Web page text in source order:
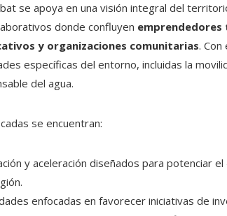
se apoya en una visión integral del
donde confluyen emprendedores
y organizaciones comunitarias.
específicas del entorno, incluidas la
del agua.
se encuentran:
y aceleración diseñados para potenciar
enfocadas en favorecer iniciativas de